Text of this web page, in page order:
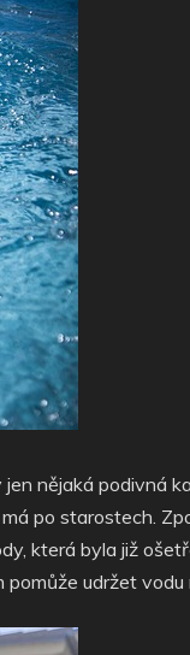
nějaká podivná
po starostech.
která byla již
udržet